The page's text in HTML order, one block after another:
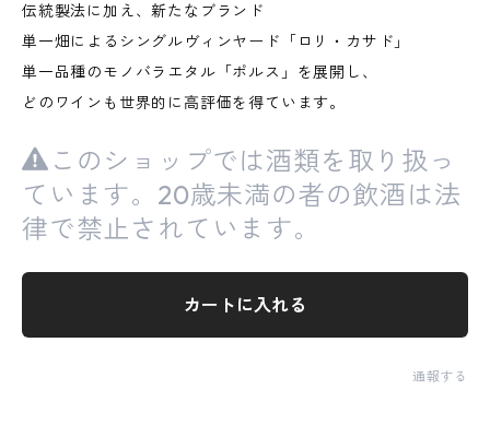
伝統製法に加え、新たなブランド
単一畑によるシングルヴィンヤード「ロリ・カサド」
単一品種のモノバラエタル「ポルス」を展開し、
どのワインも世界的に高評価を得ています。
このショップでは酒類を取り扱っ
ています。20歳未満の者の飲酒は法
律で禁止されています。
カートに入れる
通報する